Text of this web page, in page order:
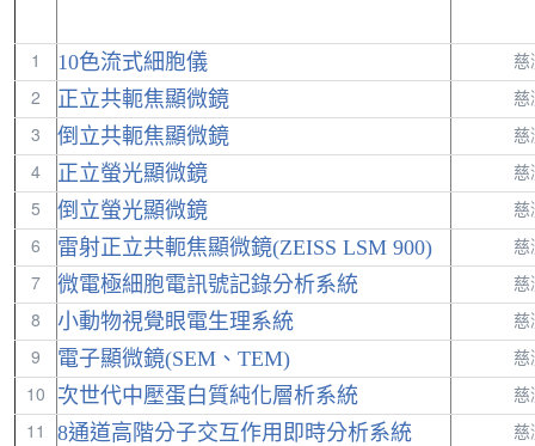
1 10色流式細胞儀
2
正立共軛焦顯微鏡
3
倒立共軛焦顯微鏡
4
正立螢光顯微鏡
5
倒立螢光顯微鏡
6
雷射正立共軛焦顯微鏡(ZEISS LSM 900)
7
微電極細胞電訊號記錄分析系統
8
小動物視覺眼電生理系統
9
電子顯微鏡(SEM、TEM)
10 次世代中壓蛋白質純化層析系統
11
8通道高階分子交互作用即時分析系統